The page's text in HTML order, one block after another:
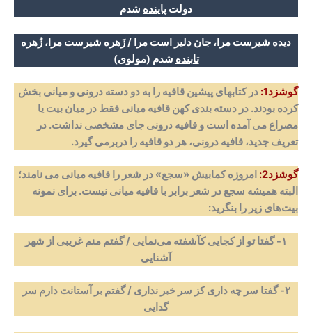
دولت پاینده شدم
دیده شیر ست مرا، جان دلیر است مرا /زَهره شیرست مرا،زُهره
تابنده شدم (مولوی)
گوشزد1:
در کتابهای پیشین قافیه را به دو دسته درونی و میانی بخش
کرده بودند. در دسته بندی کهن قافیه میانی فقط در میان بیت یا
مصراع می آمده است و قافیه درونی جای مشخصی نداشت. در
تعریف جدید، قافیه درونی، هر دو قافیه را دربرمی گیرد.
گوشزد2:
امروزه کمابیش «سجع» در شعر را قافیه میانی می نامند؛
البته همیشه سجع در شعر برابر با قافیه میانی نیست. برای نمونه
بیت‌های زیر را بنگرید:
۱- گفتا تو از کجایی کآشفته می‌نمایی /گفتم منم غریبی از شهر
آشنایی
۲- گفتا سر چه داری کز سر خبر نداری /گفتم بر آستانت دارم سر
گدایی